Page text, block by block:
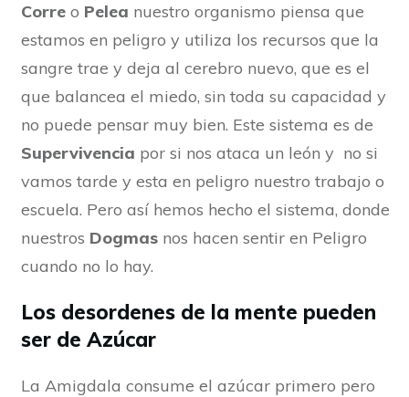
Corre o Pelea nuestro organismo piensa que
estamos en peligro y utiliza los recursos que la
sangre trae y deja al cerebro nuevo, que es el
que balancea el miedo, sin toda su capacidad y
no puede pensar muy bien. Este sistema es de
Supervivencia por si nos ataca un león y no si
vamos tarde y esta en peligro nuestro trabajo o
escuela. Pero así hemos hecho el sistema, donde
nuestros Dogmas nos hacen sentir en Peligro
cuando no lo hay.
Los desordenes de la mente pueden
ser de Azúcar
La Amigdala consume el azúcar primero pero